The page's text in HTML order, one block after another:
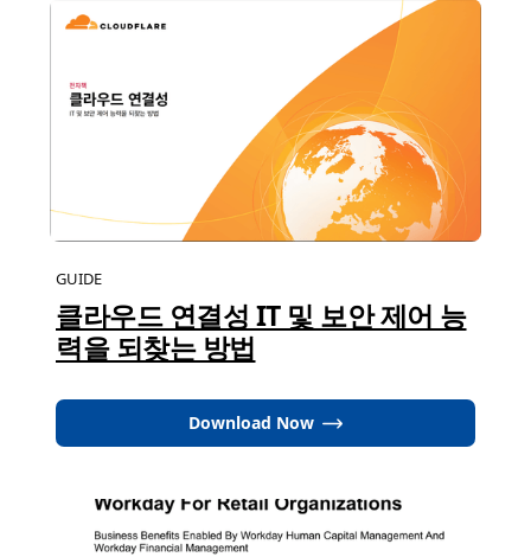
GUIDE
클라우드 연결성 IT 및 보안 제어 능
력을 되찾는 방법
Download Now